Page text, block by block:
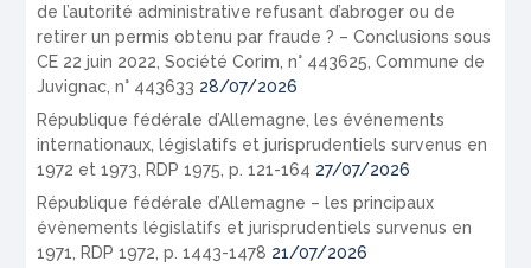
de l’autorité administrative refusant d’abroger ou de
retirer un permis obtenu par fraude ? – Conclusions sous
CE 22 juin 2022, Société Corim, n° 443625, Commune de
Juvignac, n° 443633 28/07/2026
République fédérale d’Allemagne, les événements
internationaux, législatifs et jurisprudentiels survenus en
1972 et 1973, RDP 1975, p. 121-164 27/07/2026
République fédérale d’Allemagne – les principaux
évènements législatifs et jurisprudentiels survenus en
1971, RDP 1972, p. 1443-1478 21/07/2026